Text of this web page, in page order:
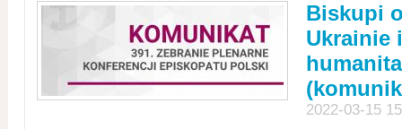
Biskupi
Ukrainie
2022-03-15